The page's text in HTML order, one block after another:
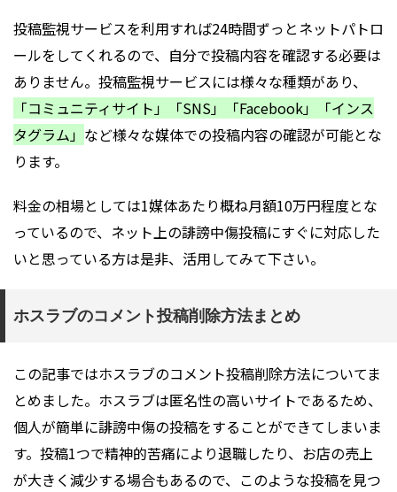
投稿監視サービスを利用すれば24時間ずっとネットパトロ
ールをしてくれるので、自分で投稿内容を確認する必要は
ありません。投稿監視サービスには様々な種類があり、
「コミュニティサイト」「SNS」「Facebook」「インス
タグラム」 など様々な媒体での投稿内容の確認が可能とな
ります。
料金の相場としては1媒体あたり概ね月額10万円程度とな
っているので、ネット上の誹謗中傷投稿にすぐに対応した
いと思っている方は是非、活用してみて下さい。
ホスラブのコメント投稿削除方法まとめ
この記事ではホスラブのコメント投稿削除方法についてま
とめました。ホスラブは匿名性の高いサイトであるため、
個人が簡単に誹謗中傷の投稿をすることができてしまいま
す。投稿1つで精神的苦痛により退職したり、お店の売上
が大きく減少する場合もあるので、このような投稿を見つ